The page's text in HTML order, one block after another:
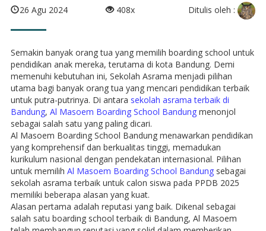
26 Agu 2024 408x Ditulis oleh :
Semakin banyak orang tua yang memilih boarding school untuk
pendidikan anak mereka, terutama di kota Bandung. Demi
memenuhi kebutuhan ini, Sekolah Asrama menjadi pilihan
utama bagi banyak orang tua yang mencari pendidikan terbaik
untuk putra-putrinya. Di antara sekolah asrama terbaik di
Bandung, Al Masoem Boarding School Bandungmenonjol
sebagai salah satu yang paling dicari.
Al Masoem Boarding School Bandung menawarkan pendidikan
yang komprehensif dan berkualitas tinggi, memadukan
kurikulum nasional dengan pendekatan internasional. Pilihan
untuk memilih Al Masoem Boarding School Bandungsebagai
sekolah asrama terbaik untuk calon siswa pada PPDB 2025
memiliki beberapa alasan yang kuat.
Alasan pertama adalah reputasi yang baik. Dikenal sebagai
salah satu boarding school terbaik di Bandung, Al Masoem